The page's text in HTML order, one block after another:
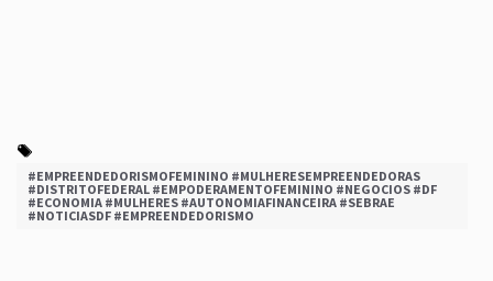
#EMPREENDEDORISMOFEMININO #MULHERESEMPREENDEDORAS
#DISTRITOFEDERAL #EMPODERAMENTOFEMININO #NEGOCIOS #DF
#ECONOMIA #MULHERES #AUTONOMIAFINANCEIRA #SEBRAE
#NOTICIASDF #EMPREENDEDORISMO